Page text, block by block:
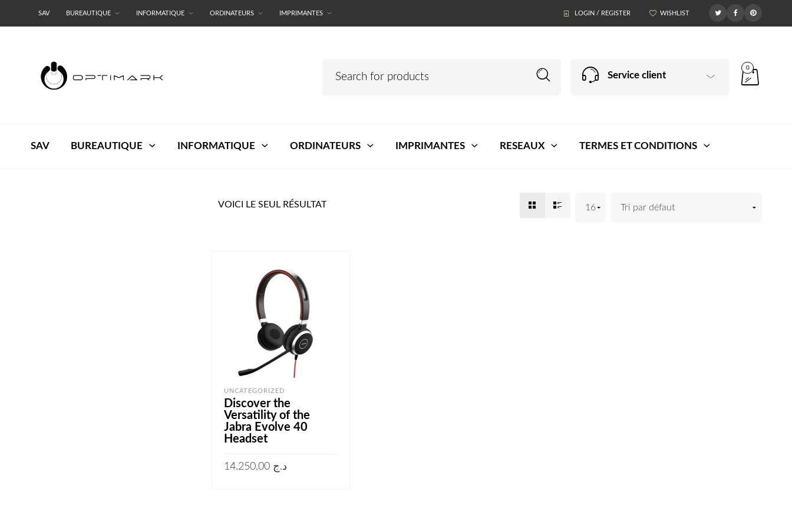
SAV BUREAUTIQUE INFORMATIQUE ORDINATEURS IMPRIMANTES LOGIN / REGISTER WISHLIST
Service client
0
SAV BUREAUTIQUE INFORMATIQUE ORDINATEURS IMPRIMANTES RESEAUX TERMES ET CONDITIONS
VOICI LE SEUL RÉSULTAT
UNCATEGORIZED
Discover the
Versatility of the
Jabra Evolve 40
Headset
د.ج 14.250,00